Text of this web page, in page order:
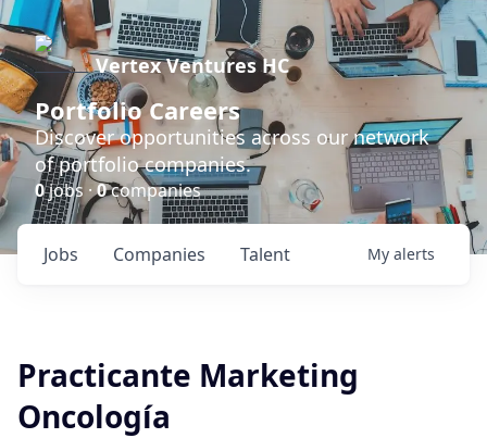
Vertex Ventures HC
Portfolio Careers
Discover opportunities across our network
of portfolio companies.
0jobs ·0companies
Jobs Companies Talent My alerts
Practicante Marketing
Oncología